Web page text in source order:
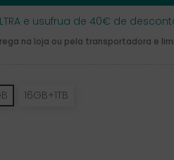
e usufrua de 40€ de
na loja ou pela transportadora e
16GB+1TB